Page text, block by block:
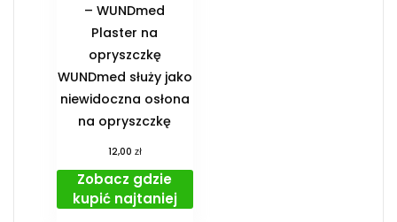
– WUNDmed
Plaster na
opryszczkę
WUNDmed służy jako
niewidoczna osłona
na opryszczkę
12,00 zł
Zobacz gdzie
kupić najtaniej